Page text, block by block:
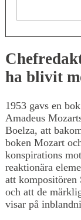
ha blivit
1953 gavs en
Amadeus
Boelza, att
boken Mozart
konspirations
reaktionära
att
och att de
visar på